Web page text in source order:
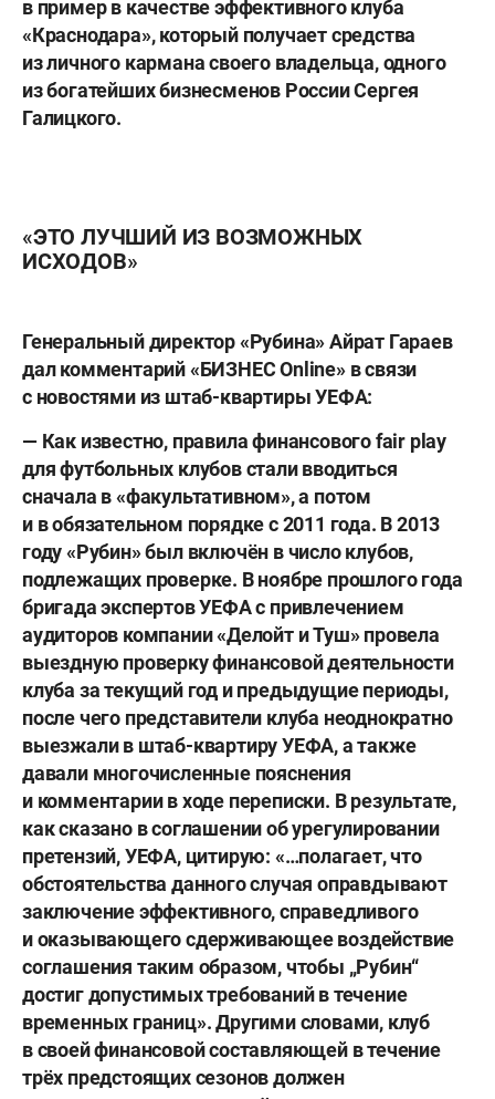
в пример в качестве эффективного клуба
«Краснодара», который получает средства
из личного кармана своего владельца, одного
из богатейших бизнесменов РоссииСергея
Галицкого.
«ЭТО ЛУЧШИЙ ИЗ ВОЗМОЖНЫХ
ИСХОДОВ»
Генеральный директор «Рубина»Айрат Гараев
дал комментарий «БИЗНЕС Online» в связи
с новостями из штаб-квартиры УЕФА:
— Как известно, правила финансового fair play
для футбольных клубов стали вводиться
сначала в «факультативном», а потом
и в обязательном порядке с 2011 года. В 2013
году «Рубин» был включён в число клубов,
подлежащих проверке. В ноябре прошлого года
бригада экспертов УЕФА с привлечением
аудиторов компании «Делойт и Туш» провела
выездную проверку финансовой деятельности
клуба за текущий год и предыдущие периоды,
после чего представители клуба неоднократно
выезжали в штаб-квартиру УЕФА, а также
давали многочисленные пояснения
и комментарии в ходе переписки. В результате,
как сказано в соглашении об урегулировании
претензий, УЕФА, цитирую: «…полагает, что
обстоятельства данного случая оправдывают
заключение эффективного, справедливого
и оказывающего сдерживающее воздействие
соглашения таким образом, чтобы „Рубин“
достиг допустимых требований в течение
временных границ». Другими словами, клуб
в своей финансовой составляющей в течение
трёх предстоящих сезонов должен